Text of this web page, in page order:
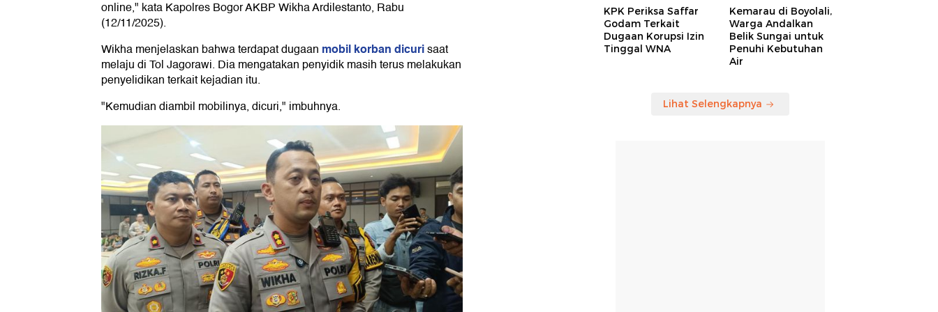
online," kata Kapolres Bogor AKBP Wikha Ardilestanto, Rabu
(12/11/2025).
Wikha menjelaskan bahwa terdapat dugaan mobil korban dicurisaat
melaju di Tol Jagorawi. Dia mengatakan penyidik masih terus melakukan
penyelidikan terkait kejadian itu.
"Kemudian diambil mobilinya, dicuri," imbuhnya.
KPK Periksa Saffar
Godam Terkait
Dugaan Korupsi Izin
Tinggal WNA
Kemarau di Boyolali,
Warga Andalkan
Belik Sungai untuk
Penuhi Kebutuhan
Air
Lihat Selengkapnya